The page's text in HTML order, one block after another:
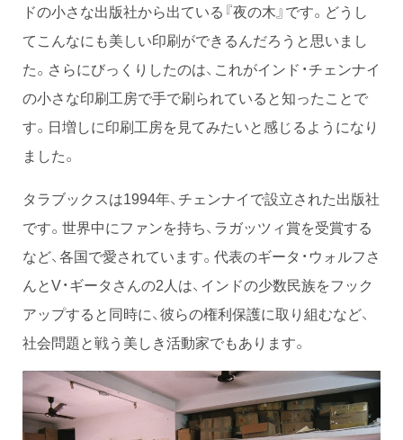
ドの小さな出版社から出ている『夜の木』です。どうし
てこんなにも美しい印刷ができるんだろうと思いまし
た。さらにびっくりしたのは、これがインド・チェンナイ
の小さな印刷工房で手で刷られていると知ったことで
す。日増しに印刷工房を見てみたいと感じるようになり
ました。
タラブックスは1994年、チェンナイで設立された出版社
です。世界中にファンを持ち、ラガッツィ賞を受賞する
など、各国で愛されています。代表のギータ・ウォルフさ
んとV・ギータさんの2人は、インドの少数民族をフック
アップすると同時に、彼らの権利保護に取り組むなど、
社会問題と戦う美しき活動家でもあります。